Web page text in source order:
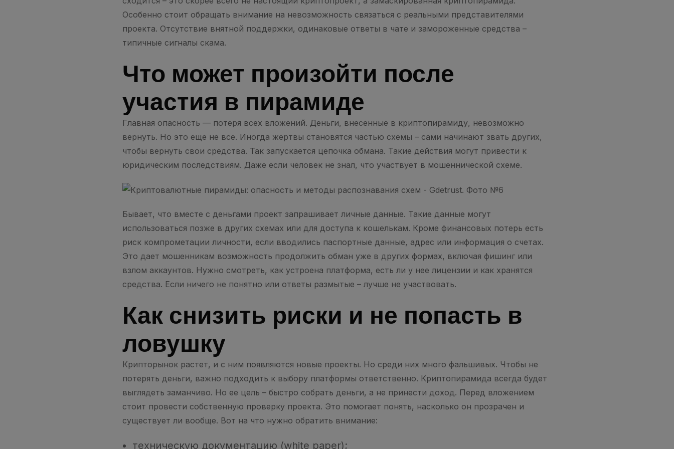
Особенно стоит обращать внимание на невозможность связаться с реальными представителями
проекта. Отсутствие внятной поддержки, одинаковые ответы в чате и замороженные средства –
типичные сигналы скама.
Что может произойти после
участия в пирамиде
Главная опасность — потеря всех вложений. Деньги, внесенные в криптопирамиду, невозможно
вернуть. Но это еще не все. Иногда жертвы становятся частью схемы – сами начинают звать других,
чтобы вернуть свои средства. Так запускается цепочка обмана. Такие действия могут привести к
юридическим последствиям. Даже если человек не знал, что участвует в мошеннической схеме.
Бывает, что вместе с деньгами проект запрашивает личные данные. Такие данные могут
использоваться позже в других схемах или для доступа к кошелькам. Кроме финансовых потерь есть
риск компрометации личности, если вводились паспортные данные, адрес или информация о счетах.
Это дает мошенникам возможность продолжить обман уже в других формах, включая фишинг или
взлом аккаунтов. Нужно смотреть, как устроена платформа, есть ли у нее лицензии и как хранятся
средства. Если ничего не понятно или ответы размытые – лучше не участвовать.
Как снизить риски и не попасть в
ловушку
Крипторынок растет, и с ним появляются новые проекты. Но среди них много фальшивых. Чтобы не
потерять деньги, важно подходить к выбору платформы ответственно. Криптопирамида всегда будет
выглядеть заманчиво. Но ее цель – быстро собрать деньги, а не принести доход. Перед вложением
стоит провести собственную проверку проекта. Это помогает понять, насколько он прозрачен и
существует ли вообще. Вот на что нужно обратить внимание:
техническую документацию (white paper);